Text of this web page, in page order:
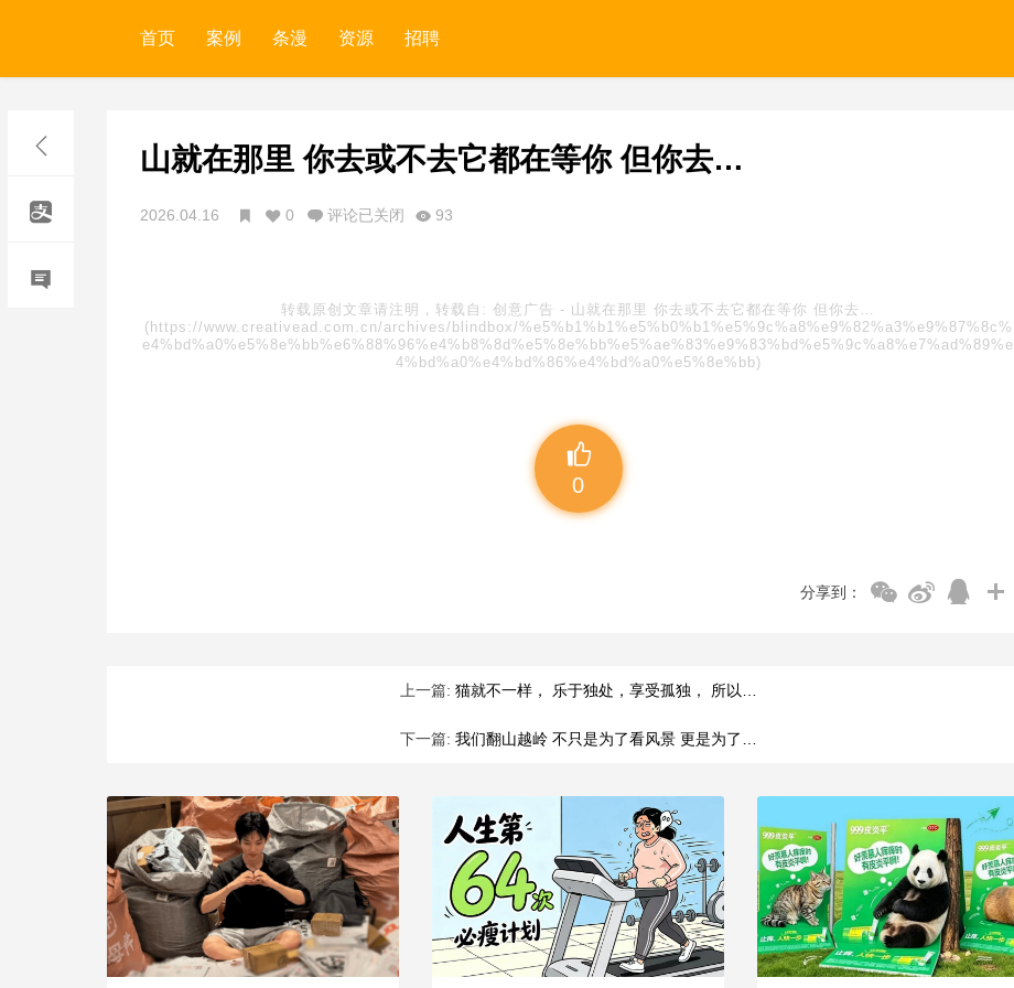
首页 案例 条漫 资源 招聘
山就在那里 你去或不去它都在等你 但你去…
2026.04.16 0 评论已关闭 93
转载原创文章请注明，转载自: 创意广告 - 山就在那里 你去或不去它都在等你 但你去…
(https://www.creativead.com.cn/archives/blindbox/%e5%b1%b1%e5%b0%b1%e5%9c%a8%e9%82%a3%e9%87%8c%
e4%bd%a0%e5%8e%bb%e6%88%96%e4%b8%8d%e5%8e%bb%e5%ae%83%e9%83%bd%e5%9c%a8%e7%ad%89%e
4%bd%a0%e4%bd%86%e4%bd%a0%e5%8e%bb)
0
分享到：
上一篇: 猫就不一样， 乐于独处，享受孤独， 所以…
下一篇: 我们翻山越岭 不只是为了看风景 更是为了…